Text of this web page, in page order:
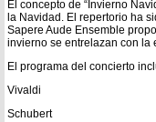
El concepto de “Invierno
la Navidad. El repertorio ha
Sapere Aude Ensemble
invierno se entrelazan con la
El programa del concierto
Vivaldi
Schubert